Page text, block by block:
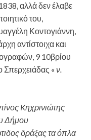
αλλά δεν έλαβε
του,
Κοντογιάννη,
αντίστοιχα και
9 10βρίου
« ν.
Kηχρινιώτης
Δήμου
δράξας τα όπλα